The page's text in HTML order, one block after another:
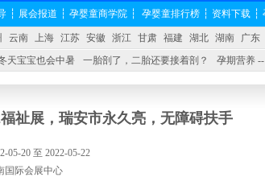
┆ 展会报道 ┆ 孕婴童商学院 ┆ 孕婴童排行榜 ┆ 资料下载 ┆
云南 上海 江苏 安徽 浙江 甘肃 福建 湖北 湖南 广东
天宝宝也会中暑 一胎剖了，二胎还要接着剖？ 孕期营养
福祉展，瑞安市永久亮，无障碍扶手
05-20 至 2022-05-22
国际会展中心